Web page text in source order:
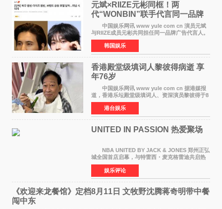
元斌×RIIZE元彬同框！两
代“WONBIN”联手代言同一品牌
颜值天花板合体
中国娱乐网讯 www yule com cn 演员元斌
与RIIZE成员元彬共同担任同一品牌广告代言人。
6日据独家报道，继演员元斌之后，RIIZE元彬最
近也被选为某在线中介平台A公司的共同广告代言
人，两人将作
韩国娱乐
香港殿堂级填词人黎彼得病逝 享
年76岁​
中国娱乐网讯 www yule com cn 据港媒报
道，香港乐坛殿堂级填词人、资深演员黎彼得于8
月5日上午因病离世，终年76岁。好友钟志光透
露，黎彼得今年3月中风后便卧床休养，身体机能
持续衰退，最
港台娱乐
UNITED IN PASSION 热爱聚场
NBA UNITED BY JACK & JONES 郑州正弘
城全国首店启幕，与特雷西・麦克格雷迪共启热
爱 2026 年7 月21 日，
NBAUNITEDBYJACK&JONES 全国首店，于郑
州正弘城正式启幕。NBA 传奇球星
娱乐评论
《欢迎来龙餐馆》定档8月11日 文牧野沈腾蒋奇明带中餐
闯中东